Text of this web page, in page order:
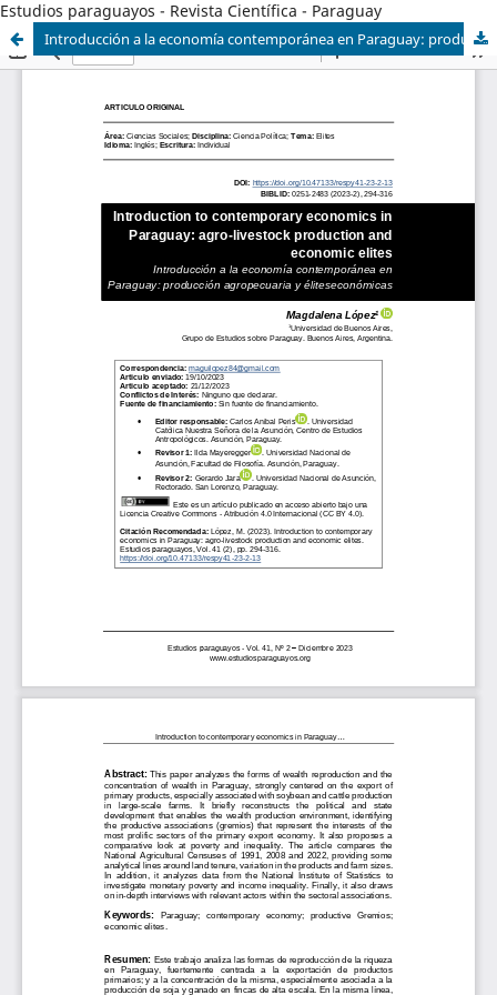
Estudios paraguayos - Revista Científica - Paraguay
Introducción a la economía contemporánea en Paraguay: producción agropecuaria y élites económicas